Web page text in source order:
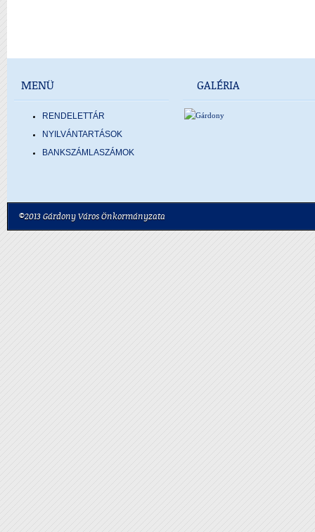
MENÜ
RENDELETTÁR
NYILVÁNTARTÁSOK
BANKSZÁMLASZÁMOK
GALÉRIA
©2013 Gárdony Város Önkormányzata